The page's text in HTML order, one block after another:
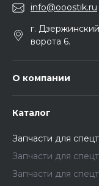
info@ooostik.ru
г.
ворота 6.
О компании
Каталог
Запчасти для
Запчасти для
Запчасти для